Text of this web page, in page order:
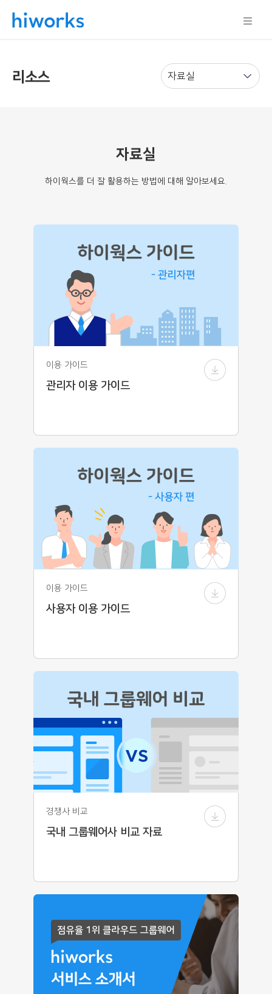
리소스
자료실
하이웍스를 더 잘 활용하는 방법에 대해 알아보세요.
이용 가이드
관리자 이용 가이드
이용 가이드
사용자 이용 가이드
경쟁사 비교
국내 그룹웨어사 비교 자료